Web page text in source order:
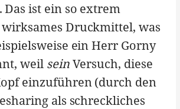
Das ist ein so extrem
Druckmittel, was
ein Herr Gorny
weil seinVersuch, diese
einzuführen (durch den
als schreckliches